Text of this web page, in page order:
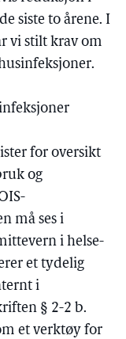
siste to årene. I
vi stilt krav om
for oversikt
og
må ses i
i helse-
et tydelig
i
§ 2-2 b.
et verktøy for